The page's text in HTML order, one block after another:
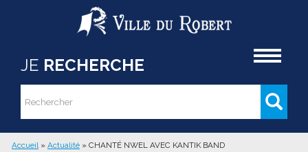
Aller au contenu principal
JE RECHERCHE
Formulaire de recherche
Rechercher
Accueil » Actualité » CHANTÉ NWEL AVEC KANTIK BAND